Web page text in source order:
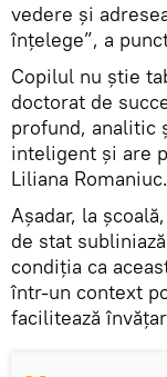
vedere și
înțelege”, a
Copilul nu știe
doctorat de
profund, analitic
inteligent și are
Liliana Romaniuc.
Așadar, la
de stat
condiția ca
într-un context
facilitează